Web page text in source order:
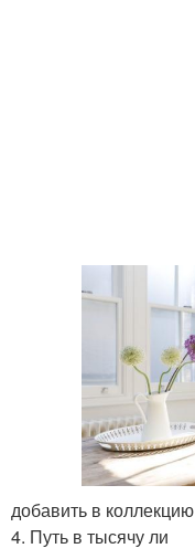
добавить в коллекцию
4. Путь в тысячу ли